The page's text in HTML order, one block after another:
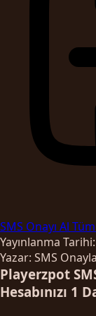
SMS Onayı Al
Yayınlanma
Yazar: SMS Onayla
Playerzpot
Hesabınızı 1